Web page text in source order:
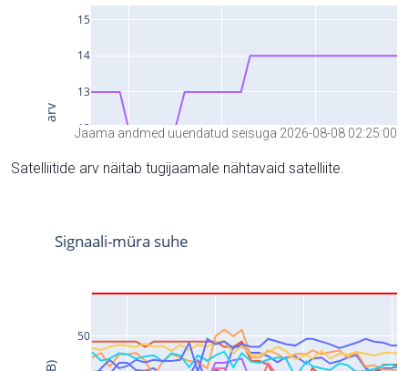
Jaama andmed uuendatud seisuga 2026-08-08 02:25:00
Satelliitide arv näitab tugijaamale nähtavaid satelliite.